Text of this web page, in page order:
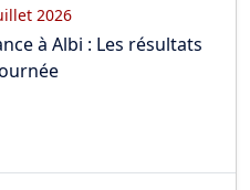
2026
à Albi : Les résultats